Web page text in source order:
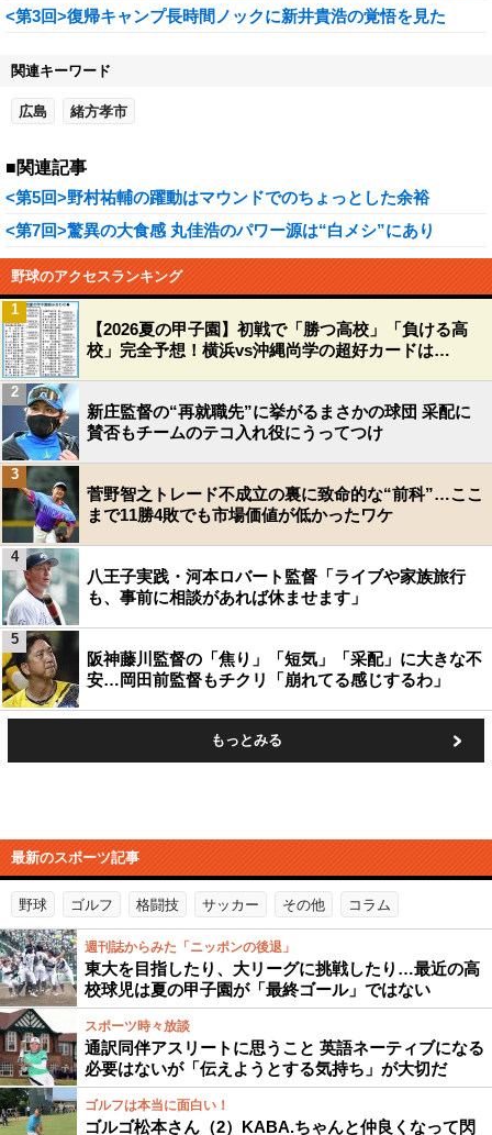
<第3回>復帰キャンプ長時間ノックに新井貴浩の覚悟を見た
関連キーワード
広島 緒方孝市
■関連記事
<第5回>野村祐輔の躍動はマウンドでのちょっとした余裕
<第7回>驚異の大食感 丸佳浩のパワー源は“白メシ”にあり
野球のアクセスランキング
【2026夏の甲子園】初戦で「勝つ高校」「負ける高
校」完全予想！横浜vs沖縄尚学の超好カードは…
1
新庄監督の“再就職先”に挙がるまさかの球団 采配に
賛否もチームのテコ入れ役にうってつけ
2
菅野智之トレード不成立の裏に致命的な“前科”…ここ
まで11勝4敗でも市場価値が低かったワケ
3
八王子実践・河本ロバート監督「ライブや家族旅行
も、事前に相談があれば休ませます」
4
阪神藤川監督の「焦り」「短気」「采配」に大きな不
安…岡田前監督もチクリ「崩れてる感じするわ」
5
もっとみる
最新のスポーツ記事
野球 ゴルフ 格闘技 サッカー その他 コラム
週刊誌からみた「ニッポンの後退」
東大を目指したり、大リーグに挑戦したり…最近の高
校球児は夏の甲子園が「最終ゴール」ではない
スポーツ時々放談
通訳同伴アスリートに思うこと 英語ネーティブになる
必要はないが「伝えようとする気持ち」が大切だ
ゴルフは本当に面白い！
ゴルゴ松本さん（2）KABA.ちゃんと仲良くなって閃